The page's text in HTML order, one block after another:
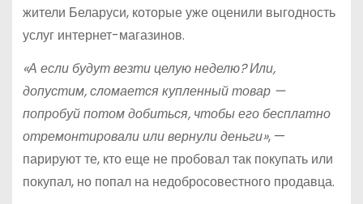
жители Беларуси, которые уже оценили выгодность
услуг интернет-магазинов.
«А если будут везти целую неделю? Или,
допустим, сломается купленный товар —
попробуй потом добиться, чтобы его бесплатно
отремонтировали или вернули деньги», —
парируют те, кто еще не пробовал так покупать или
покупал, но попал на недобросовестного продавца.